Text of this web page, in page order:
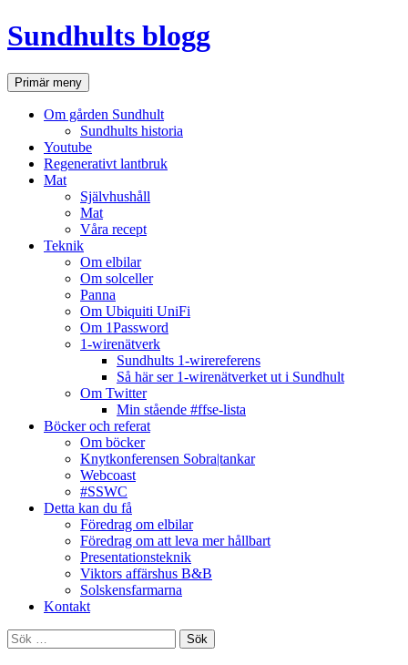
Hoppa
till
Sundhults blogg
SökPrimär meny
Om gården Sundhult
Sundhults historia
Youtube
Regenerativt lantbruk
Mat
Självhushåll
Mat
Våra recept
Teknik
Om elbilar
Om solceller
Panna
Om Ubiquiti UniFi
Om 1Password
1-wirenätverk
Sundhults 1-wirereferens
Så här ser 1-wirenätverket ut i Sundhult
Om Twitter
Min stående #ffse-lista
Böcker och referat
Om böcker
Knytkonferensen Sobra|tankar
Webcoast
#SSWC
Detta kan du få
Föredrag om elbilar
Föredrag om att leva mer hållbart
Presentationsteknik
Viktors affärshus B&B
Solskensfarmarna
Kontakt
Sök
efter: